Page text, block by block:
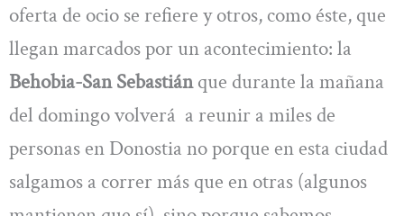
oferta de ocio se refiere y otros, como éste, que
llegan marcados por un acontecimiento: la
Behobia-San Sebastiánque durante la mañana
del domingo volverá a reunir a miles de
personas en Donostia no porque en esta ciudad
salgamos a correr más que en otras (algunos